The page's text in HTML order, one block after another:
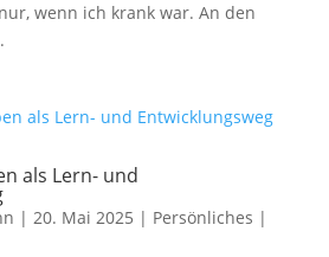
wenn ich krank war. An den
als Lern- und
| 20. Mai 2025 | Persönliches |